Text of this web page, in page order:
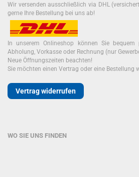
Wir versenden ausschließlich via DHL
gerne Ihre Bestellung bei uns ab!
In unserem Onlineshop können Sie
Abholung, Vorkasse oder Rechnung (nur
Neue Öffnungszeiten beachten!
Sie möchten einen Vertrag oder eine Bestellung
Vertrag widerrufen
WO SIE UNS FINDEN